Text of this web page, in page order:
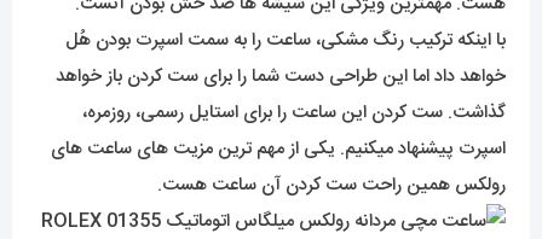
با اینکه ترکیب رنگ مشکی، ساعت را به سمت اسپرت بودن هُل
خواهد داد اما این طراحی دست شما را برای ست کردن باز خواهد
گذاشت. ست کردن این ساعت را برای استایل رسمی، روزمره،
اسپرت پیشنهاد میکنیم. یکی از مهم ترین مزیت های ساعت های
رولکس همین راحت ست کردن آن ساعت هست.